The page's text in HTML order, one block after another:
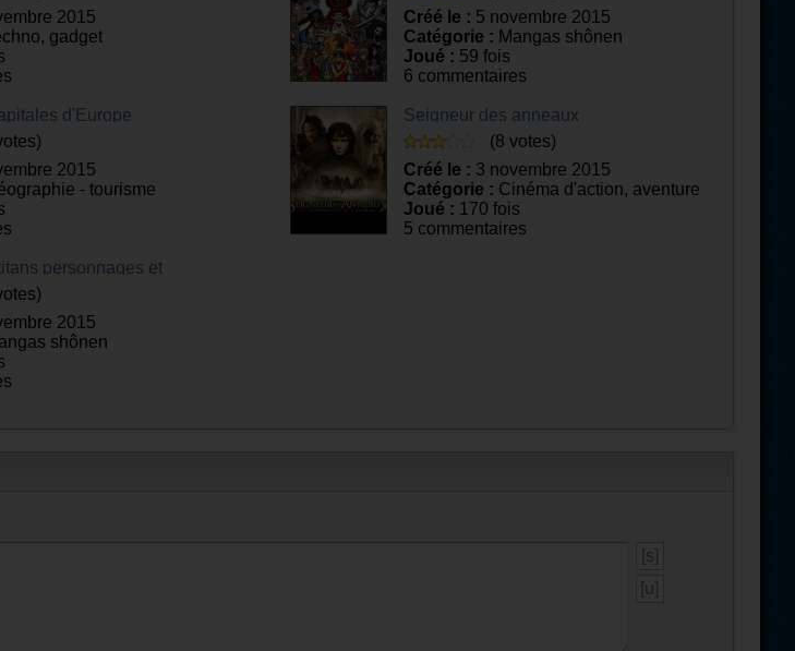
2015
gadget
Créé le : 5 novembre 2015
Catégorie : Mangas shônen
Joué : 59 fois
6 commentaires
d'Europe
2015
- tourisme
Seigneur des anneaux
(8 votes)
Créé le : 3 novembre 2015
Catégorie : Cinéma d'action, aventure
Joué : 170 fois
5 commentaires
personnages et
2015
shônen
[s]
[u]